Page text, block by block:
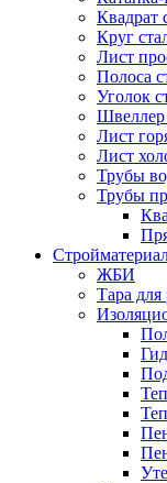
Квадрат
Круг
Лист
Полоса
Уголок
Швеллер
Лист
Лист
Трубы
Трубы
ЖБИ
Тара для